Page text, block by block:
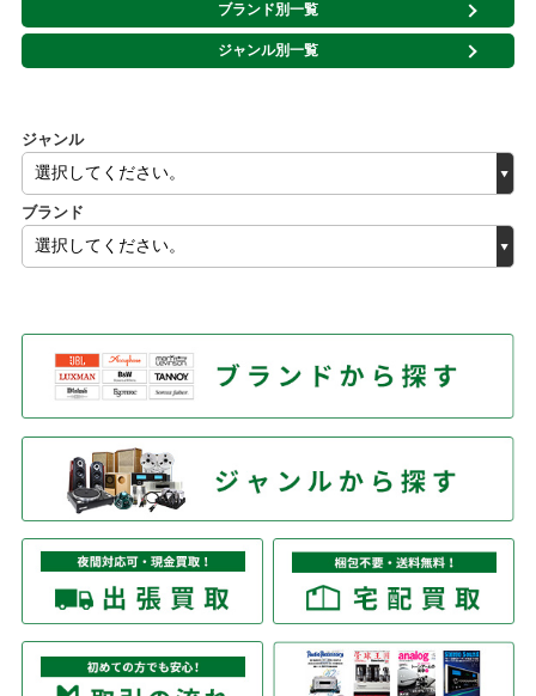
ジャンル
ブランド
ブランド別一覧
ジャンル別一覧